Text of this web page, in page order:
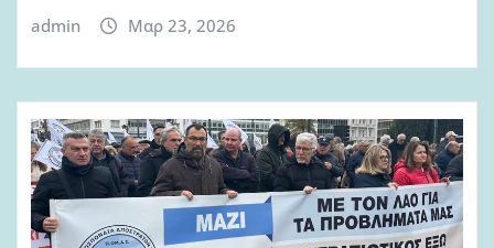
admin Μαρ 23, 2026